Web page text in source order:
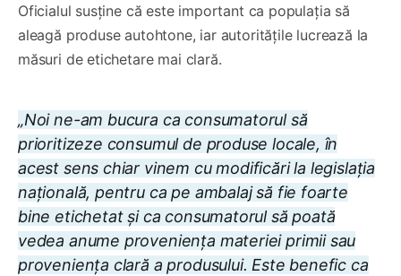
Oficialul susține că este important ca populația să
aleagă produse autohtone, iar autoritățile lucrează la
măsuri de etichetare mai clară.
„Noi ne-am bucura ca consumatorul să
prioritizeze consumul de produse locale, în
acest sens chiar vinem cu modificări la legislația
națională, pentru ca pe ambalaj să fie foarte
bine etichetat și ca consumatorul să poată
vedea anume proveniența materiei primii sau
proveniența clară a produsului. Este benefic ca